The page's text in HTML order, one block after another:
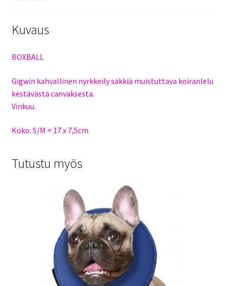
Kuvaus
BOXBALL
Gigwin kahvallinen nyrkkeily säkkiä muistuttava koiranlelu
kestävästä canvaksesta.
Vinkuu.
Koko: S/M = 17 x 7,5cm
Tutustu myös